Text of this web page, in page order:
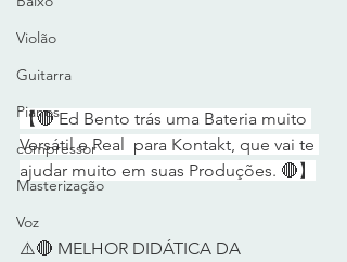
Violão
Guitarra
Pianos
compressor
Masterização
Voz
【🔴 Ed Bento trás uma Bateria muito
Versátil e Real  para Kontakt, que vai te
ajudar muito em suas Produções. 🔴】
⚠️🔴 MELHOR DIDÁTICA DA